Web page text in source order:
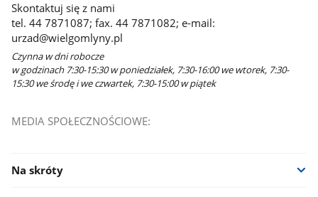
Skontaktuj się z nami
tel. 44 7871087; fax. 44 7871082; e-mail:
urzad@wielgomlyny.pl
Czynna w dni robocze
w godzinach 7:30-15:30 w poniedziałek, 7:30-16:00 we wtorek, 7:30-
15:30 we środę i we czwartek, 7:30-15:00 w piątek
MEDIA SPOŁECZNOŚCIOWE:
Na skróty